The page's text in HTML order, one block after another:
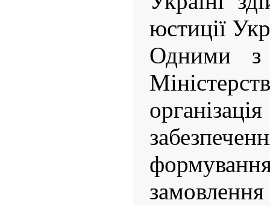
юстиції
Одними з